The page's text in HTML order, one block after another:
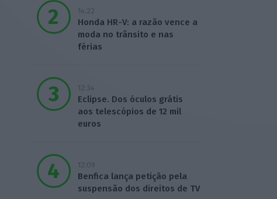
14:22
Honda HR-V: a razão vence a
moda no trânsito e nas
férias
12:34
Eclipse. Dos óculos grátis
aos telescópios de 12 mil
euros
12:09
Benfica lança petição pela
suspensão dos direitos de TV